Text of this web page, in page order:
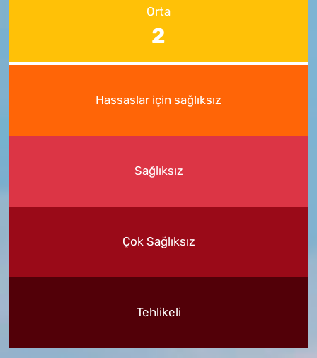
Orta
2
Hassaslar için sağlıksız
Sağlıksız
Çok Sağlıksız
Tehlikeli